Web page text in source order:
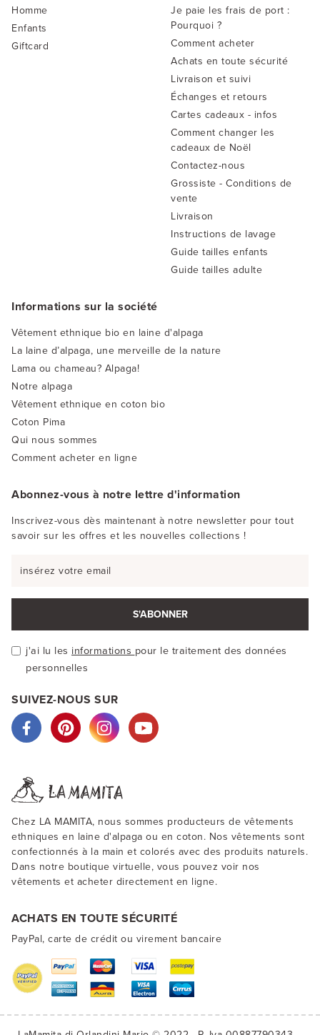
Homme
Enfants
Giftcard
Informations sur la société
Vêtement ethnique bio en laine d'alpaga
La laine d’alpaga, une merveille de la nature
Lama ou chameau? Alpaga!
Notre alpaga
Vêtement ethnique en coton bio
Coton Pima
Qui nous sommes
Comment acheter en ligne
Je paie les frais de port :
Pourquoi ?
Comment acheter
Achats en toute sécurité
Livraison et suivi
Échanges et retours
Cartes cadeaux - infos
Comment changer les
cadeaux de Noël
Contactez-nous
Grossiste - Conditions de
vente
Livraison
Instructions de lavage
Guide tailles enfants
Guide tailles adulte
Abonnez-vous à notre lettre d'information
Inscrivez-vous dès maintenant à notre newsletter pour tout
savoir sur les offres et les nouvelles collections !
S'ABONNER
j'ai lu les informations pour le traitement des données
personnelles
SUIVEZ-NOUS SUR
Chez LA MAMITA, nous sommes producteurs de vêtements
ethniques en laine d'alpaga ou en coton. Nos vêtements sont
confectionnés à la main et colorés avec des produits naturels.
Dans notre boutique virtuelle, vous pouvez voir nos
vêtements et acheter directement en ligne.
ACHATS EN TOUTE SÉCURITÉ
PayPal, carte de crédit ou virement bancaire